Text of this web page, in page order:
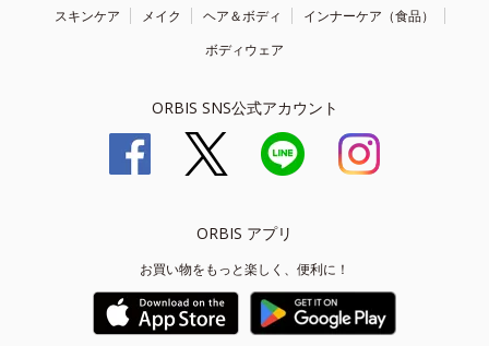
スキンケア メイク ヘア＆ボディ
インナーケア（食品）
ボディウェア
ORBIS SNS公式アカウント
ORBIS アプリ
お買い物をもっと楽しく、便利に！